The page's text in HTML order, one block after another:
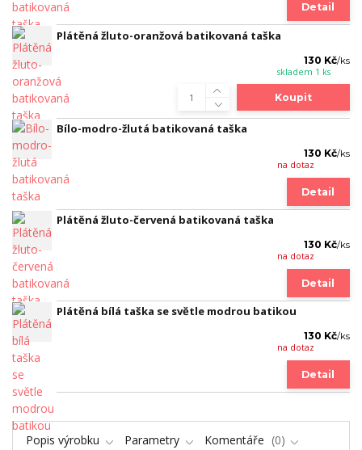
Detail
Plátěná žluto-oranžová batikovaná taška
130 Kč/ks
skladem 1 ks
Koupit
Bílo-modro-žlutá batikovaná taška
130 Kč/ks
na dotaz
Detail
Plátěná žluto-červená batikovaná taška
130 Kč/ks
na dotaz
Detail
Plátěná bílá taška se světle modrou batikou
130 Kč/ks
na dotaz
Detail
Popis výrobku Parametry Komentáře 0